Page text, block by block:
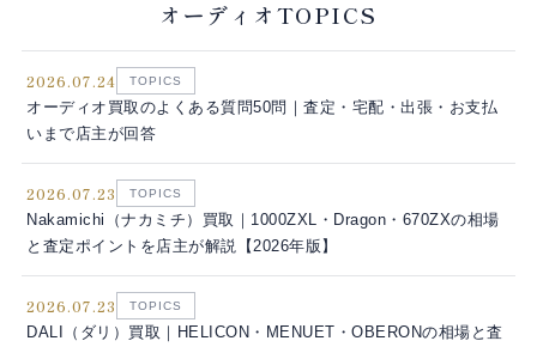
オーディオTOPICS
2026.07.24 TOPICS
オーディオ買取のよくある質問50問｜査定・宅配・出張・お支払
いまで店主が回答
2026.07.23 TOPICS
Nakamichi（ナカミチ）買取｜1000ZXL・Dragon・670ZXの相場
と査定ポイントを店主が解説【2026年版】
2026.07.23 TOPICS
DALI（ダリ）買取｜HELICON・MENUET・OBERONの相場と査